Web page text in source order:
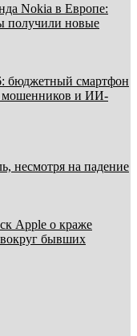
Nokia в Европе:
получили новые
бюджетный смартфон
мошенников и ИИ-
несмотря на падение
Apple о краже
вокруг бывших